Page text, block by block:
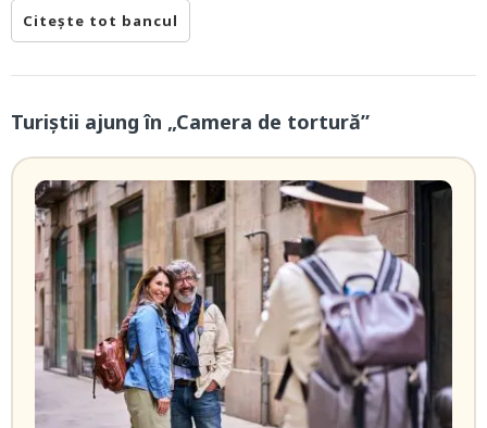
Citește tot bancul
Turiștii ajung în „Camera de tortură”